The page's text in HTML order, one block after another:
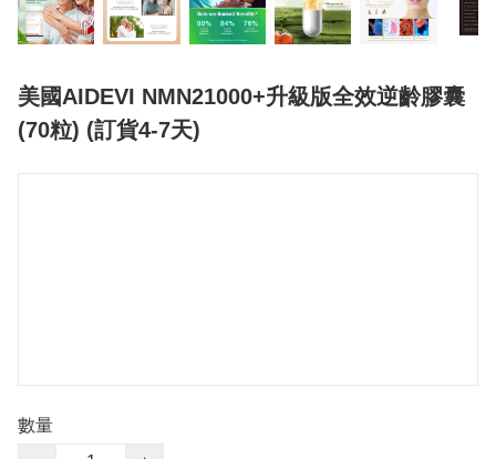
美國AIDEVI NMN21000+升級版全效逆齡膠囊
(70粒) (訂貨4-7天)
數量